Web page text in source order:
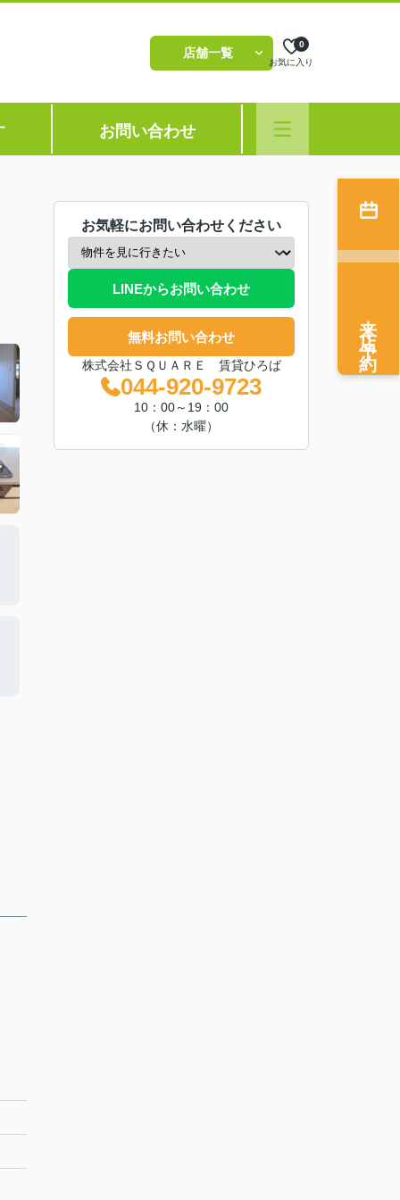
店舗一覧
お気に入り
0
お問い合わせ
お気軽にお問い合わせください
LINEからお問い合わせ
無料お問い合わせ
株式会社ＳＱＵＡＲＥ 賃貸ひろば
044-920-9723
10：00～19：00
（休：水曜）
来店予約